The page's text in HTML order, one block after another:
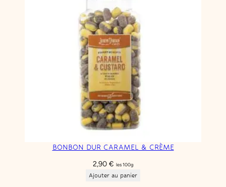
BONBON DUR CARAMEL & CRÈME
2,90 € les 100g
Ajouter au panier